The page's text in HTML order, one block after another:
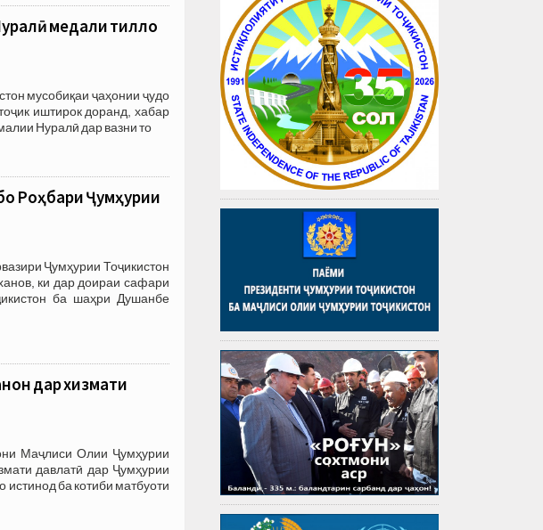
медали тилло
мусобиқаи ҷаҳонии ҷудо
иштирок доранд, хабар
Нуралӣ дар вазни то
Роҳбари Ҷумҳурии
Ҷумҳурии Тоҷикистон
ки дар доираи сафари
ба шаҳри Душанбе
дар хизмати
Маҷлиси Олии Ҷумҳурии
давлатӣ дар Ҷумҳурии
ба котиби матбуоти